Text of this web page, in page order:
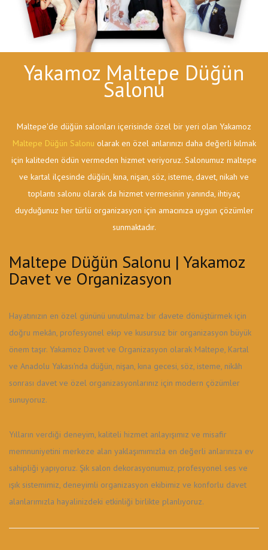
Yakamoz Maltepe Düğün
Salonu
Maltepe'de düğün salonları içerisinde özel bir yeri olan Yakamoz
Maltepe Düğün Salonu olarak en özel anlarınızı daha değerli kılmak
için kaliteden ödün vermeden hizmet veriyoruz. Salonumuz maltepe
ve kartal ilçesinde düğün, kına, nişan, söz, isteme, davet, nikah ve
toplantı salonu olarak da hizmet vermesinin yanında, ihtiyaç
duyduğunuz her türlü organizasyon için amacınıza uygun çözümler
sunmaktadır.
Maltepe Düğün Salonu | Yakamoz
Davet ve Organizasyon
Hayatınızın en özel gününü unutulmaz bir davete dönüştürmek için
doğru mekân, profesyonel ekip ve kusursuz bir organizasyon büyük
önem taşır. Yakamoz Davet ve Organizasyon olarak Maltepe, Kartal
ve Anadolu Yakası'nda düğün, nişan, kına gecesi, söz, isteme, nikâh
sonrası davet ve özel organizasyonlarınız için modern çözümler
sunuyoruz.
Yılların verdiği deneyim, kaliteli hizmet anlayışımız ve misafir
memnuniyetini merkeze alan yaklaşımımızla en değerli anlarınıza ev
sahipliği yapıyoruz. Şık salon dekorasyonumuz, profesyonel ses ve
ışık sistemimiz, deneyimli organizasyon ekibimiz ve konforlu davet
alanlarımızla hayalinizdeki etkinliği birlikte planlıyoruz.